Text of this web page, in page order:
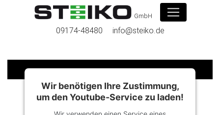
GmbH
09174-48480 info@steiko.de
Wir benötigen Ihre Zustimmung,
um den Youtube-Service zu laden!